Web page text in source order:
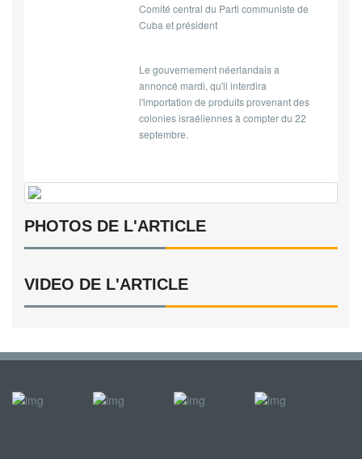
Comité central du Parti communiste de
Cuba et président
Le gouvernement néerlandais a
annoncé mardi, qu'il interdira
l'importation de produits provenant des
colonies israéliennes à compter du 22
septembre.
PHOTOS DE L'ARTICLE
VIDEO DE L'ARTICLE